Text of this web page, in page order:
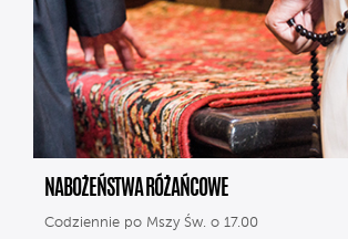
NABOŻEŃSTWA RÓŻAŃCOWE
Codziennie po Mszy Św. o 17.00